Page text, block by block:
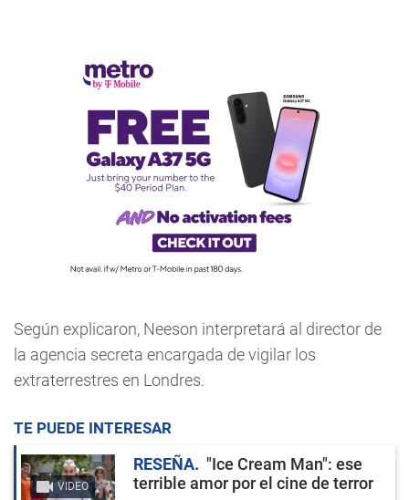
Según explicaron, Neeson interpretará al director de
la agencia secreta encargada de vigilar los
extraterrestres en Londres.
TE PUEDE INTERESAR
VIDEO
RESEÑA
"Ice Cream Man": ese
terrible amor por el cine de terror